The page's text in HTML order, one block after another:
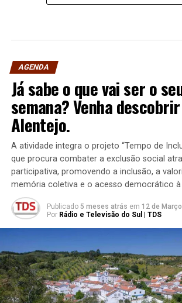
AGENDA
Já sabe o que vai ser o
semana? Venha
Alentejo.
A atividade integra o projeto “Tempo de
que procura combater a exclusão social
participativa, promovendo a inclusão, a
memória coletiva e o acesso democrático à
Publicado 5 meses atrás em 12 de
Por Rádio e Televisão do Sul | TDS